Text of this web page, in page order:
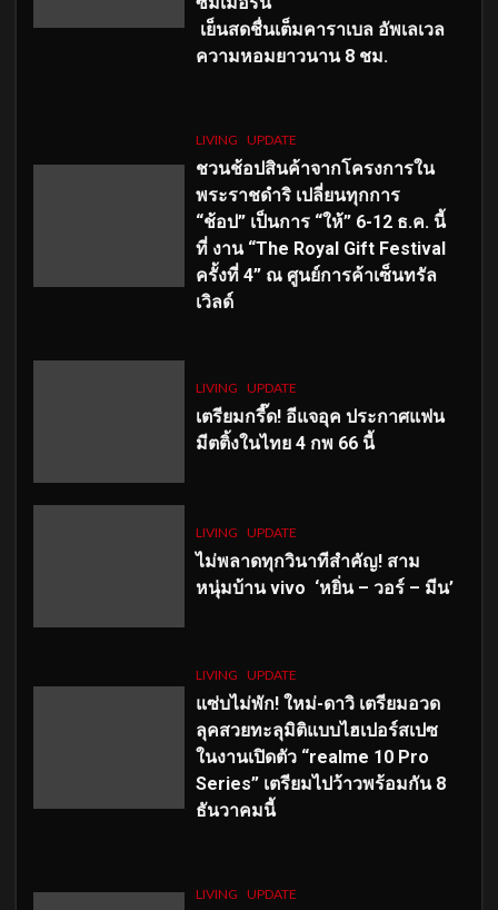
เย็นสดชื่นเต็มคาราเบล อัพเลเวล
ความหอมยาวนาน 8 ชม.
LIVING UPDATE
ชวนช้อปสินค้าจากโครงการใน
พระราชดำริ เปลี่ยนทุกการ
“ช้อป” เป็นการ “ให้” 6-12 ธ.ค. นี้
ที่ งาน “The Royal Gift Festival
ครั้งที่ 4” ณ ศูนย์การค้าเซ็นทรัล
เวิลด์
LIVING UPDATE
เตรียมกรี๊ด! อีแจอุค ประกาศแฟน
มีตติ้งในไทย 4 กพ 66 นี้
LIVING UPDATE
ไม่พลาดทุกวินาทีสำคัญ! สาม
หนุ่มบ้าน vivo ‘หยิ่น – วอร์ – มีน’
LIVING UPDATE
แซ่บไม่พัก! ใหม่-ดาวิ เตรียมอวด
ลุคสวยทะลุมิติแบบไฮเปอร์สเปซ
ในงานเปิดตัว “realme 10 Pro
Series” เตรียมไปว้าวพร้อมกัน 8
ธันวาคมนี้
LIVING UPDATE